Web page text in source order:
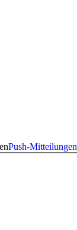
Push-Mitteilungen